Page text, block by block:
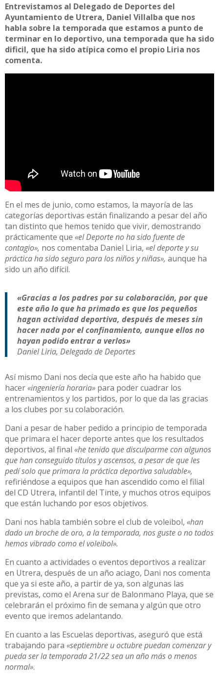
Entrevistamos al Delegado de Deportes del
Ayuntamiento de Utrera, Daniel Villalba que nos
habla sobre la temporada que estamos a punto de
terminar en lo deportivo, una temporada que ha sido
dificil, que ha sido atípica como el propio Liria nos
comenta.
En el mes de junio, como estamos, la mayoría de las
categorías deportivas están finalizando a pesar del año
tan distinto que hemos tenido que vivir, demostrando
prácticamente que «el Deporte no ha sido fuente de
contagio», nos comentaba Daniel Liria, «el deporte y su
práctica ha sido seguro para los niños y niñas», aunque ha
sido un año difícil.
«Gracias a los padres por su colaboración, por que
este año lo que ha primado es que los pequeños
hagan actividad deportiva, después de meses sin
hacer nada por el confinamiento, aunque ellos no
hayan podido entrar a verlos»
Daniel Liria, Delegado de Deportes
Así mismo Dani nos decía que este año ha habido que
hacer«ingeniería horaria» para poder cuadrar los
entrenamientos y los partidos, por lo que da las gracias
a los clubes por su colaboración.
Dani a pesar de haber pedido a principio de temporada
que primara el hacer deporte antes que los resultados
deportivos, al final «he tenido que disculparme con algunos
que han conseguido títulos y ascensos, a pesar de que les
pedí solo que primara la práctica deportiva saludable»,
refiriéndose a equipos que han ascendido como el filial
del CD Utrera, infantil del Tinte, y muchos otros equipos
que están luchando por esos objetivos.
Dani nos habla también sobre el club de voleibol, «han
dado un broche de oro, a la temporada, nos guste o no todos
hemos vibrado como el voleibol».
En cuanto a actividades o eventos deportivos a realizar
en Utrera, después de un año aciago, Dani nos comenta
que ya si este año, a partir de ya, son algunas las
previstas, como el Arena sur de Balonmano Playa, que se
celebrarán el próximo fin de semana y algún que otro
evento que iremos adelantando.
En cuanto a las Escuelas deportivas, aseguró que está
trabajando para «septiembre u octubre puedan comenzar y
pueda ser la temporada 21/22 sea un año más o menos
normal».